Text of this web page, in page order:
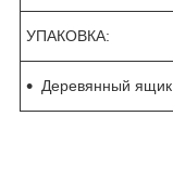
УПАКОВКА:
Деревянный ящик